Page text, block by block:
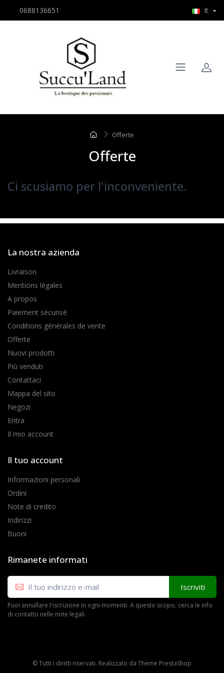
0688136651 It
Offerte
Offerte
Ci scusiamo per l'inconveniente.
La nostra azienda
Livraison
Mentions légales
A propos
Paiement sécurisé
Conditions générales de vente
Offerte
Nuovi prodotti
Più venduti
Contattaci
Mappa del sito
Negozi
Entra
Il mio account
Il tuo account
Informazioni personali
Ordini
Note di credito
Indirizzi
Buoni
Rimanete informati
Iscriviti
Puoi annullare l'iscrizione in ogni momenti. A questo scopo, cerca le info
di contatto nelle note legali.
© Tutti i diritti riservati. Realizzato da Theme PrestaShop